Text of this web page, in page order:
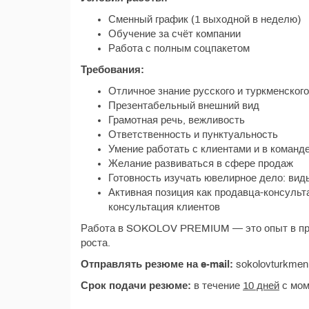
Сменный график (1 выходной в неделю)
Обучение за счёт компании
Работа с полным соцпакетом
Требования:
Отличное знание русского и
Презентабельный внешний вид
Грамотная речь, вежливость
Ответственность и пунктуальность
Умение работать с клиентами и в
Желание развиваться в сфере продаж
Готовность изучать ювелирное дело:
Активная позиция как продавца-
консультация клиентов
Работа в SOKOLOV PREMIUM — это опыт в
роста.
Отправлять резюме на e-mail:
Срок подачи резюме: в течение 10 дней с